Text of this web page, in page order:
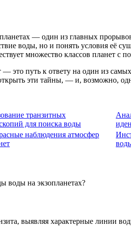
— один из главных
воды, но и понять условия её
множество классов планет с
— это путь к ответу на один из
эти тайны, — и, возможно,
транзитных
для поиска воды
наблюдения атмосфер
воды на экзопланетах?
выявляя характерные линии